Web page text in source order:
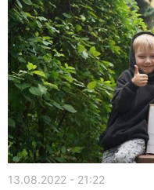
13.08.2022 - 21:22